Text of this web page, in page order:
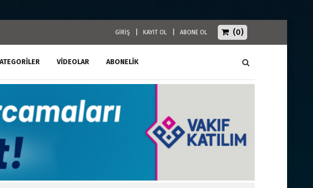
GİRİŞ KAYIT OL ABONE OL (0)
VIDEOLAR ABONELİK